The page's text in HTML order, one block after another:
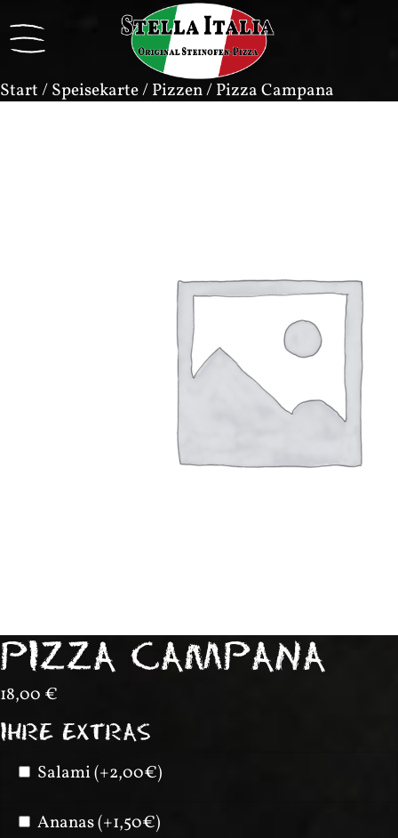
Start/Speisekarte/Pizzen/ Pizza Campana
PIZZA CAMPANA
18,00 €
IHRE EXTRAS
Salami (+2,00€)
Ananas (+1,50€)